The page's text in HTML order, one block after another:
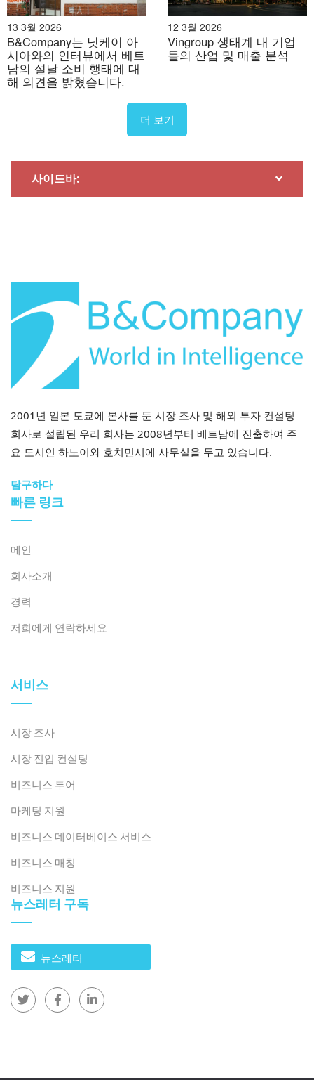
10.4%로 상승했던 것과 같은 추세를 보이며, 이러한 소비
재 부문은 사회적 및 축제적 행사 수요에 힘입어 2026년
설 연휴에도 견조한 성장세를 유지하고 높은 수준의 기여
를 지속할 것으로 예상됩니다.
Value % Contribution of Tet and Pre-Tet to FMCG
by Super Groups
원천: 니크
수입 과자, 주류, 포장 스낵은 여전히 인기 있는 선물 품목
이지만, 신선한 수입 과일, 식용유, 향신료, 어간장 등 일상
생활에서 유용하게 사용할 수 있는 실용적인 수입품에 대
설날 전통에서 중요한 위치를 차지하고 있지만, 구성과 가
격은 상당한 변화를 보였습니다. 맞춤형 선물 바구니는 구
소비자들이 받는 사람의 취향과 예산에 맞춰 선물을 구성
할 수 있도록 다양한 구성 옵션을 제공하고 있습니다. 각
고 있음을 보여줍니다.
니다. 쌀, 식용유, 그리고 적당한 가격의 케이크와 사탕으
로 구성된 간단한 설날 선물 바구니는 50만 VND 이하입니
서 200만 VND 사이의 가격대입니다.
49,900 VND, 95,000 VND부터 100,000 VND 이상까지
다양한 가격대로 구성되어 있어 소비자가 예산에 맞춰 쉽
게 선택할 수 있습니다. [11]
A Vietnamese gift basket (hamper)
13 3월 2026
B&Company는 닛케이 아
시아와의 인터뷰에서 베트
남의 설날 소비 행태에 대
해 의견을 밝혔습니다.
12 3월 2026
Vingroup 생태계 내 기업
들의 산업 및 매출 분석
더 보기
사이드바:
2001년 일본 도쿄에 본사를 둔 시장 조사 및 해외 투자 컨설팅
회사로 설립된 우리 회사는 2008년부터 베트남에 진출하여 주
요 도시인 하노이와 호치민시에 사무실을 두고 있습니다.
탐구하다
빠른 링크
메인
회사소개
경력
저희에게 연락하세요
서비스
시장 조사
시장 진입 컨설팅
비즈니스 투어
마케팅 지원
비즈니스 데이터베이스 서비스
비즈니스 매칭
비즈니스 지원
뉴스레터 구독
뉴스레터